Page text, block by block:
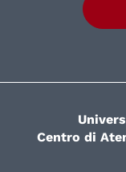
Centro di